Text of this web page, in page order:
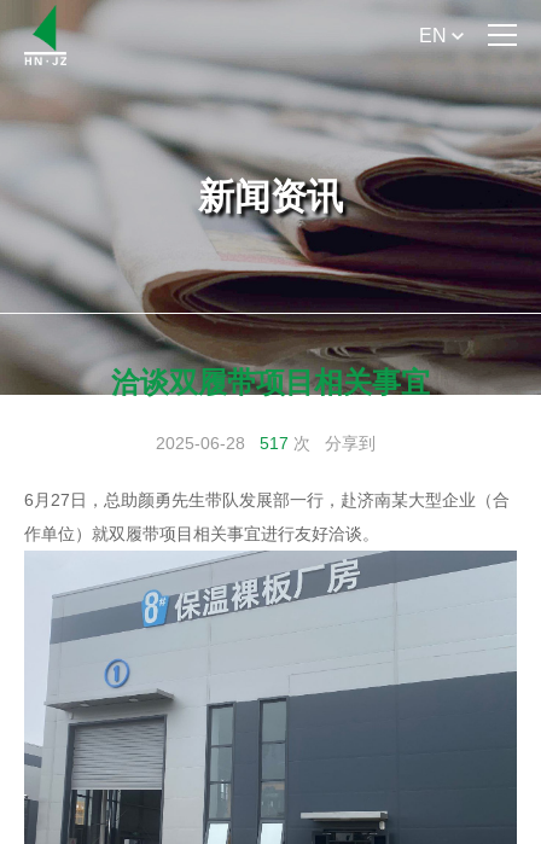
首 页
关于我们
产品介绍
产品手册下载
新闻资讯
EN
新闻资讯
洽谈双履带项目相关事宜
2025-06-28 517 次 分享到
6月27日，总助颜勇先生带队发展部一行，赴济南某大型企业（合
作单位）就双履带项目相关事宜进行友好洽谈。